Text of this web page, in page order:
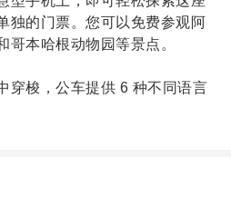
独的门票。您可以免费参观阿
哥本哈根动物园等景点。
穿梭，公车提供 6 种不同语言